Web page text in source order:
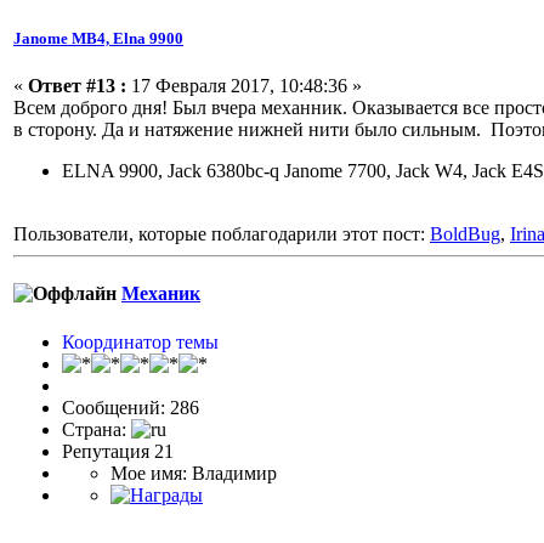
Janome МВ4, Elna 9900
« Ответ #13 : 17 Февраля 2017, 10:48:36 »
Всем доброго дня! Был вчера механник. Оказывается все
в сторону. Да и натяжение нижней нити было сильным.
ELNA 9900, Jack 6380bc-q Janome 7700, Jack W4, Jack E4S
Пользователи, которые поблагодарили этот пост: BoldBug,
Механик
Координатор темы
Сообщений: 286
Страна:
Репутация 21
Мое имя: Владимир